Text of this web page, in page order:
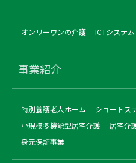
オンリーワンの介護 ICTシステム
事業紹介
特別養護老人ホーム ショートス
小規模多機能型居宅介護
居宅介
身元保証事業